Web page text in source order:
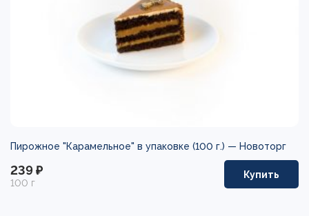
Пирожное "Карамельное" в упаковке (100 г.) — Новоторг
239 ₽
100 г
Купить